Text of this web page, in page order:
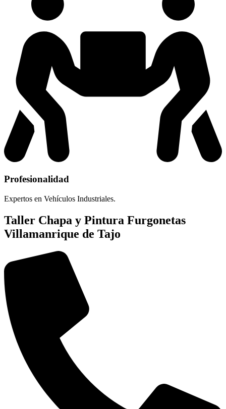
Profesionalidad
Expertos en Vehículos Industriales.
Taller Chapa y Pintura Furgonetas
Villamanrique de Tajo